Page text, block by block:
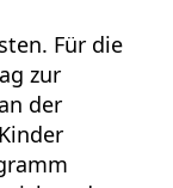
Für die
zur
der